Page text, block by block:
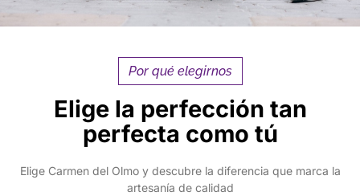
Por qué elegirnos
Elige la perfección tan
perfecta como tú
Elige Carmen del Olmo y descubre la diferencia que marca la
artesanía de calidad